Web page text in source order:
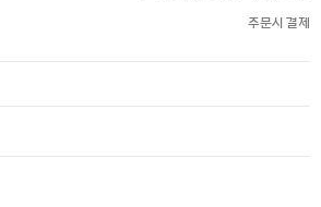
주문시 결제